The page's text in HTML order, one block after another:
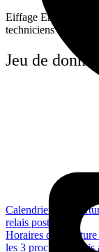
Eiffage Energie
techniciens sur la
Jeu de
Calendrier
relais poste
Horaires
les 3 prochains mois